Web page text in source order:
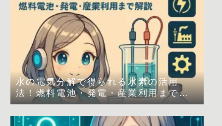
水の電気分解で得られる水素の活用
法！燃料電池・発電・産業利用まで解
説